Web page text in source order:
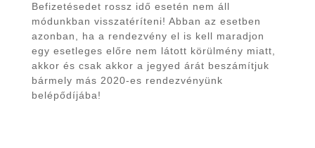
Befizetésedet rossz idő esetén nem áll
módunkban visszatéríteni! Abban az esetben
azonban, ha a rendezvény el is kell maradjon
egy esetleges előre nem látott körülmény miatt,
akkor és csak akkor a jegyed árát beszámítjuk
bármely más 2020-es rendezvényünk
belépődíjába!